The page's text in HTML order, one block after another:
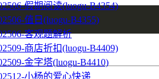
假期阅读(luogu-B4354)
值日(luogu-B4355)
客观题解析
商店折扣(luogu-B4409)
金字塔(luogu-B4410)
小杨的爱心快递